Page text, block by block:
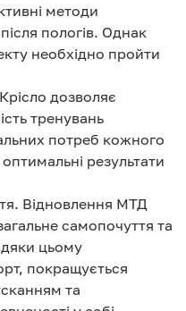
методи
пологів. Однак
необхідно пройти
дозволяє
тренувань
потреб кожного
результати
Відновлення МТД
самопочуття та
цьому
покращується
та